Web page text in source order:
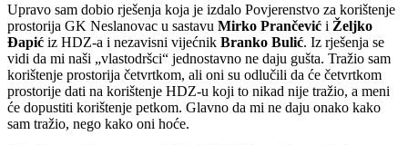
Upravo sam dobio rješenja koja je izdalo Povjerenstvo za korištenje
prostorija GK Neslanovac u sastavu Mirko Prančević i Željko
Đapić iz HDZ-a i nezavisni vijećnik Branko Bulić. Iz rješenja se
vidi da mi naši „vlastodršci“ jednostavno ne daju gušta. Tražio sam
korištenje prostorija četvrtkom, ali oni su odlučili da će četvrtkom
prostorije dati na korištenje HDZ-u koji to nikad nije tražio, a meni
će dopustiti korištenje petkom. Glavno da mi ne daju onako kako
sam tražio, nego kako oni hoće.